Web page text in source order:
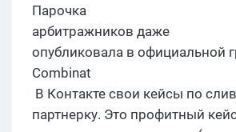
Парочка
арбитражников даже
опубликовала в официальной
Combinat
В Контакте свои кейсы по
партнерку. Это профитный